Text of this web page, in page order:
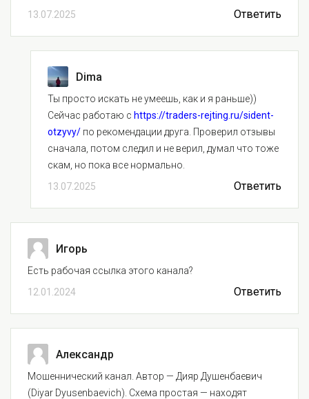
13.07.2025
Ответить
Dima
Ты просто искать не умеешь, как и я раньше))
Сейчас работаю с https://traders-rejting.ru/sident-
otzyvy/ по рекомендации друга. Проверил отзывы
сначала, потом следил и не верил, думал что тоже
скам, но пока все нормально.
13.07.2025
Ответить
Игорь
Есть рабочая ссылка этого канала?
12.01.2024
Ответить
Александр
Мошеннический канал. Автор — Дияр Душенбаевич
(Diyar Dyusenbaevich). Схема простая — находят